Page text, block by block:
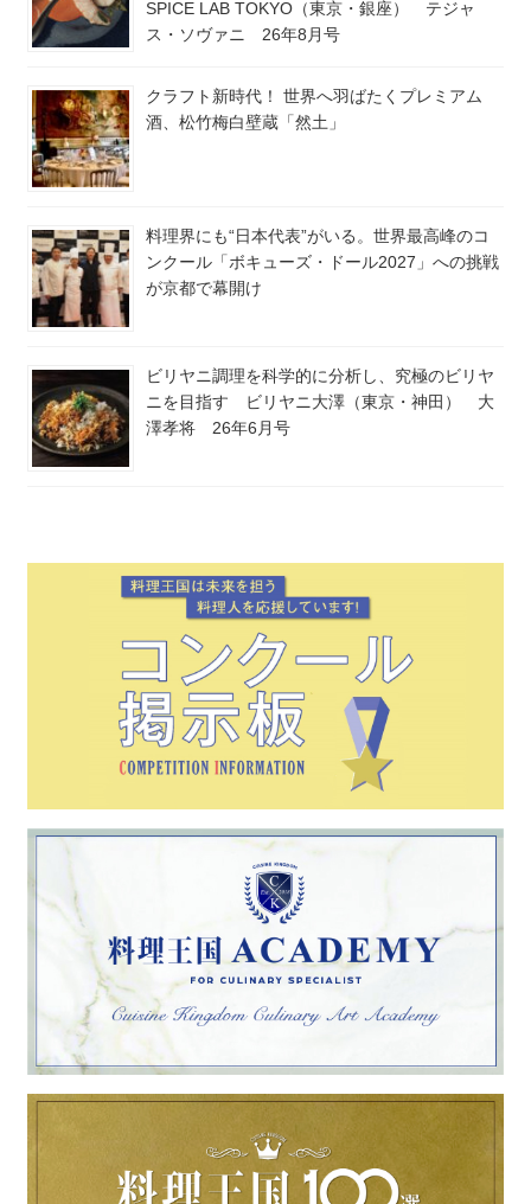
SPICE LAB TOKYO（東京・銀座） テジャ
ス・ソヴァニ 26年8月号
クラフト新時代！ 世界へ羽ばたくプレミアム
酒、松竹梅白壁蔵「然土」
料理界にも“日本代表”がいる。世界最高峰のコ
ンクール「ボキューズ・ドール2027」への挑戦
が京都で幕開け
ビリヤニ調理を科学的に分析し、究極のビリヤ
ニを目指す ビリヤニ大澤（東京・神田） 大
澤孝将 26年6月号